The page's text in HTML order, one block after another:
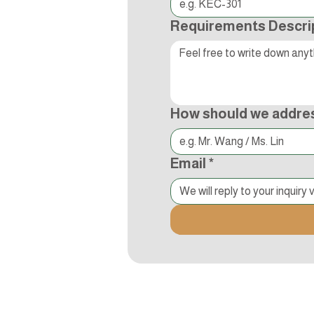
Requirements
How should we
Email *